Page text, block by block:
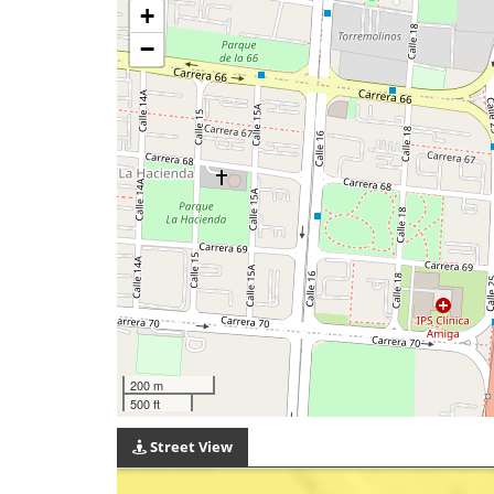
+
−
200 m
500 ft
Street View